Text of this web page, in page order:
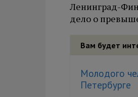
Ленинград-
дело о
Вам будет
Молодого
Петербурге